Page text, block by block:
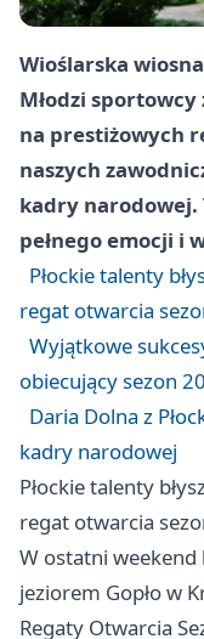
Wioślarska
Młodzi
na prestiżowych
naszych
kadry narodowej.
pełnego emocji i
Płockie talenty
regat otwarcia
Wyjątkowe
obiecujący sezon
Daria Dolna z
kadry narodowej
Płockie talenty
regat otwarcia
W ostatni
jeziorem Gopło w
Regaty Otwarcia